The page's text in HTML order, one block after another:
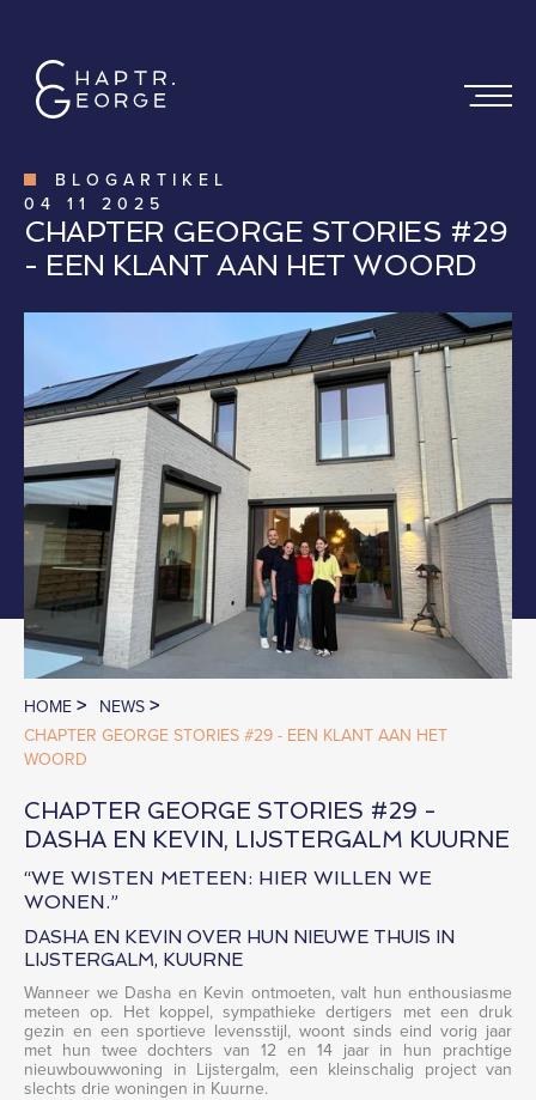
BLOGARTIKEL
04
11 2025
CHAPTER GEORGE STORIES #29
- EEN KLANT AAN HET WOORD
HOME > NEWS >
CHAPTER GEORGE STORIES #29 - EEN KLANT AAN HET
WOORD
CHAPTER GEORGE STORIES #29 -
DASHA EN KEVIN, LIJSTERGALM KUURNE
“WE WISTEN METEEN: HIER WILLEN WE
WONEN.”
DASHA EN KEVIN OVER HUN NIEUWE THUIS IN
LIJSTERGALM, KUURNE
Wanneer we Dasha en Kevin ontmoeten, valt hun enthousiasme
meteen op. Het koppel, sympathieke dertigers met een druk
gezin en een sportieve levensstijl, woont sinds eind vorig jaar
met hun twee dochters van 12 en 14 jaar in hun prachtige
nieuwbouwwoning in Lijstergalm, een kleinschalig project van
slechts drie woningen in Kuurne.